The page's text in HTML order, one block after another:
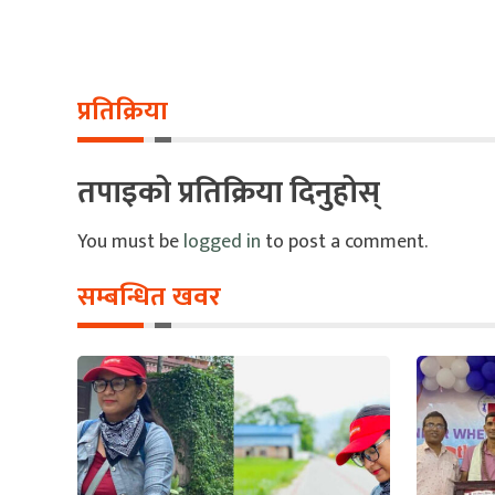
प्रतिक्रिया
तपाइको प्रतिक्रिया दिनुहोस्
You must belogged in to post a comment.
सम्बन्धित खवर